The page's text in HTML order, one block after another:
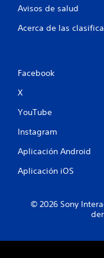
Avisos de salud
Acerca de las
Facebook
X
YouTube
Instagram
Aplicación Android
Aplicación iOS
© 2026 Sony